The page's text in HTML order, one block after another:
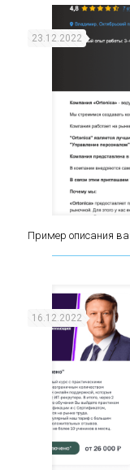
Пример
23.12.2022
Пример описания
16.12.2022